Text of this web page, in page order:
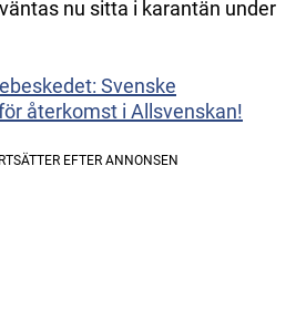
nu sitta i karantän under
Svenske
återkomst i Allsvenskan!